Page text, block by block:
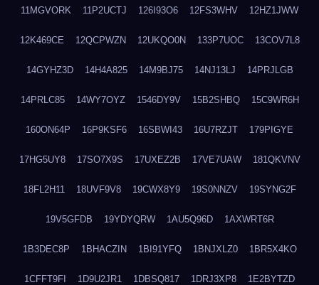
11MGVORK 11P2UCTJ 126I93O6 12FS3WHV 12HZ1JWW
12K469CE 12QCPWZN 12UKQO0N 133P7UOC 13COV7L8
14GYHZ3D 14H4A825 14M9BJ75 14NJ13LJ 14PRJLGB
14PRLC85 14WY7OYZ 1546DY9V 15B2SHBQ 15C9WR6H
160ON64P 16P9KSF6 16SBWI43 16U7RZJT 179PIGYE
17HG5UY8 17SO7X9S 17UXEZ2B 17VE7UAW 181QKVNV
18FL2H11 18UVF9V8 19CWX8Y9 19S0NNZV 19SYNG2F
19V5GFDB 19YDYQRW 1AU5Q96D 1AXWRT6R
1B3DEC8P 1BHACZIN 1BI91YFQ 1BNJXLZ0 1BR5X4KO
1CFFT9FI 1D9U2JR1 1DBSQ817 1DRJ3XP8 1E2BYTZD